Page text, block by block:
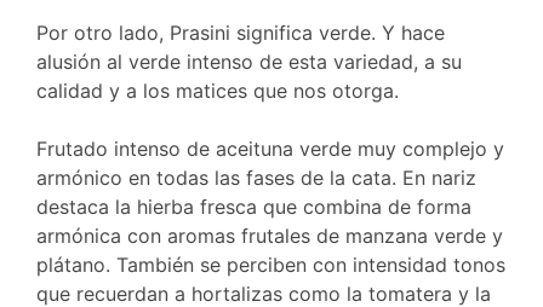
Por otro lado, Prasini significa verde. Y hace
alusión al verde intenso de esta variedad, a su
calidad y a los matices que nos otorga.
Frutado intenso de aceituna verde muy complejo y
armónico en todas las fases de la cata. En nariz
destaca la hierba fresca que combina de forma
armónica con aromas frutales de manzana verde y
plátano. También se perciben con intensidad tonos
que recuerdan a hortalizas como la tomatera y la